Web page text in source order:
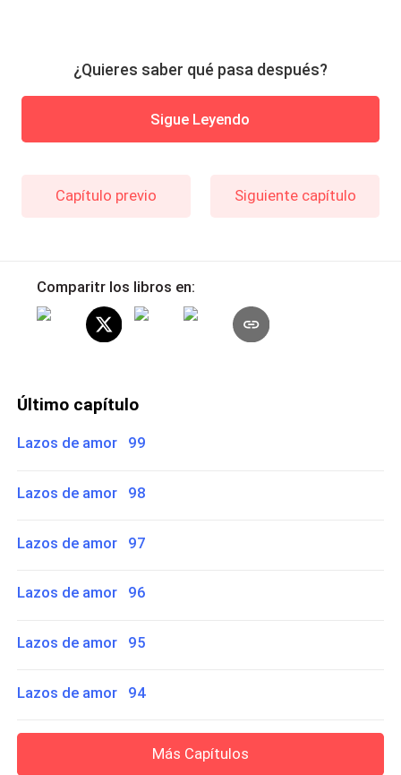
¿Quieres saber qué pasa después?
Sigue Leyendo
Capítulo previo Siguiente capítulo
Comparitr los libros en:
Último capítulo
Lazos de amor 99
Lazos de amor 98
Lazos de amor 97
Lazos de amor 96
Lazos de amor 95
Lazos de amor 94
Más Capítulos